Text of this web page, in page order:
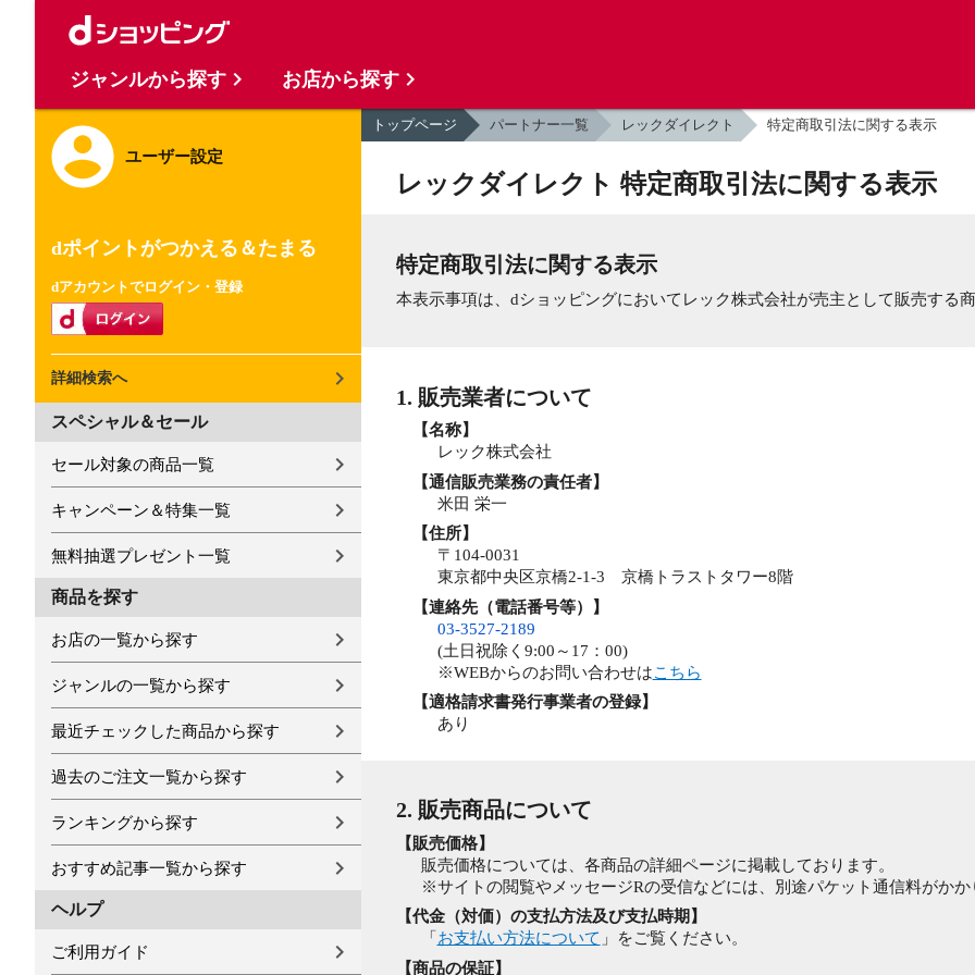
ユーザー設定
dポイントがつかえる＆たまる
dアカウントでログイン・登録
詳細検索へ
スペシャル＆セール
セール対象の商品一覧
キャンペーン＆特集一覧
無料抽選プレゼント一覧
商品を探す
お店の一覧から探す
ジャンルの一覧から探す
最近チェックした商品から探す
過去のご注文一覧から探す
ランキングから探す
おすすめ記事一覧から探す
ヘルプ
ご利用ガイド
トップページ パートナー一覧 レックダイレクト 特定商取引法に関する表示
レックダイレクト 特定商取引法に関する表示
特定商取引法に関する表示
本表示事項は、dショッピングにおいてレック株式会社が売主として販売する
1. 販売業者について
【名称】
レック株式会社
【通信販売業務の責任者】
米田 栄一
【住所】
〒104-0031
東京都中央区京橋2-1-3 京橋トラストタワー8階
【連絡先（電話番号等）】
03-3527-2189
(土日祝除く9:00～17：00)
※WEBからのお問い合わせはこちら
【適格請求書発行事業者の登録】
あり
2. 販売商品について
【販売価格】
販売価格については、各商品の詳細ページに掲載しております。
※サイトの閲覧やメッセージRの受信などには、別途パケット通信料がかか
【代金（対価）の支払方法及び支払時期】
「 お支払い方法について 」をご覧ください。
【商品の保証】
ジャンルから探す お店から探す